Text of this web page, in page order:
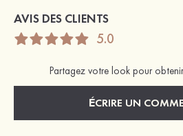
AVIS DES CLIENTS
5.0
Partagez votre look pour
ÉCRIRE UN